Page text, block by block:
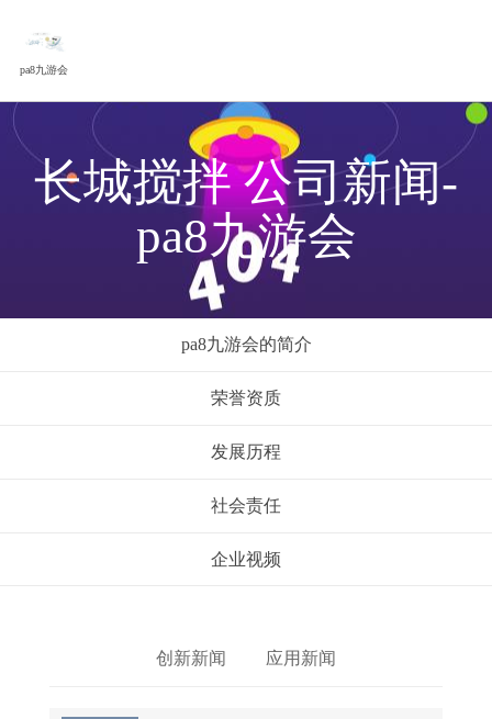
pa8九游会
长城搅拌 公司新闻-
pa8九游会
pa8九游会的简介
荣誉资质
发展历程
社会责任
企业视频
创新新闻 应用新闻